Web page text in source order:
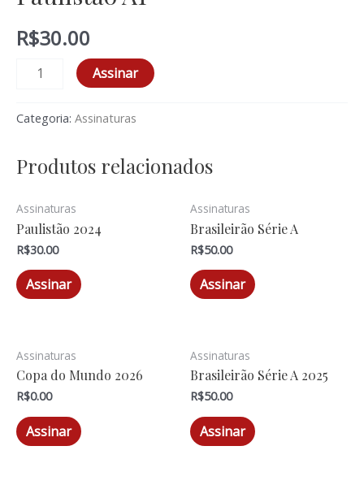
R$30.00
Assinar
Categoria: Assinaturas
Produtos relacionados
Assinaturas
Paulistão 2024
R$30.00
Assinar
Assinaturas
Brasileirão Série A
R$50.00
Assinar
Assinaturas
Copa do Mundo 2026
R$0.00
Assinar
Assinaturas
Brasileirão Série A 2025
R$50.00
Assinar